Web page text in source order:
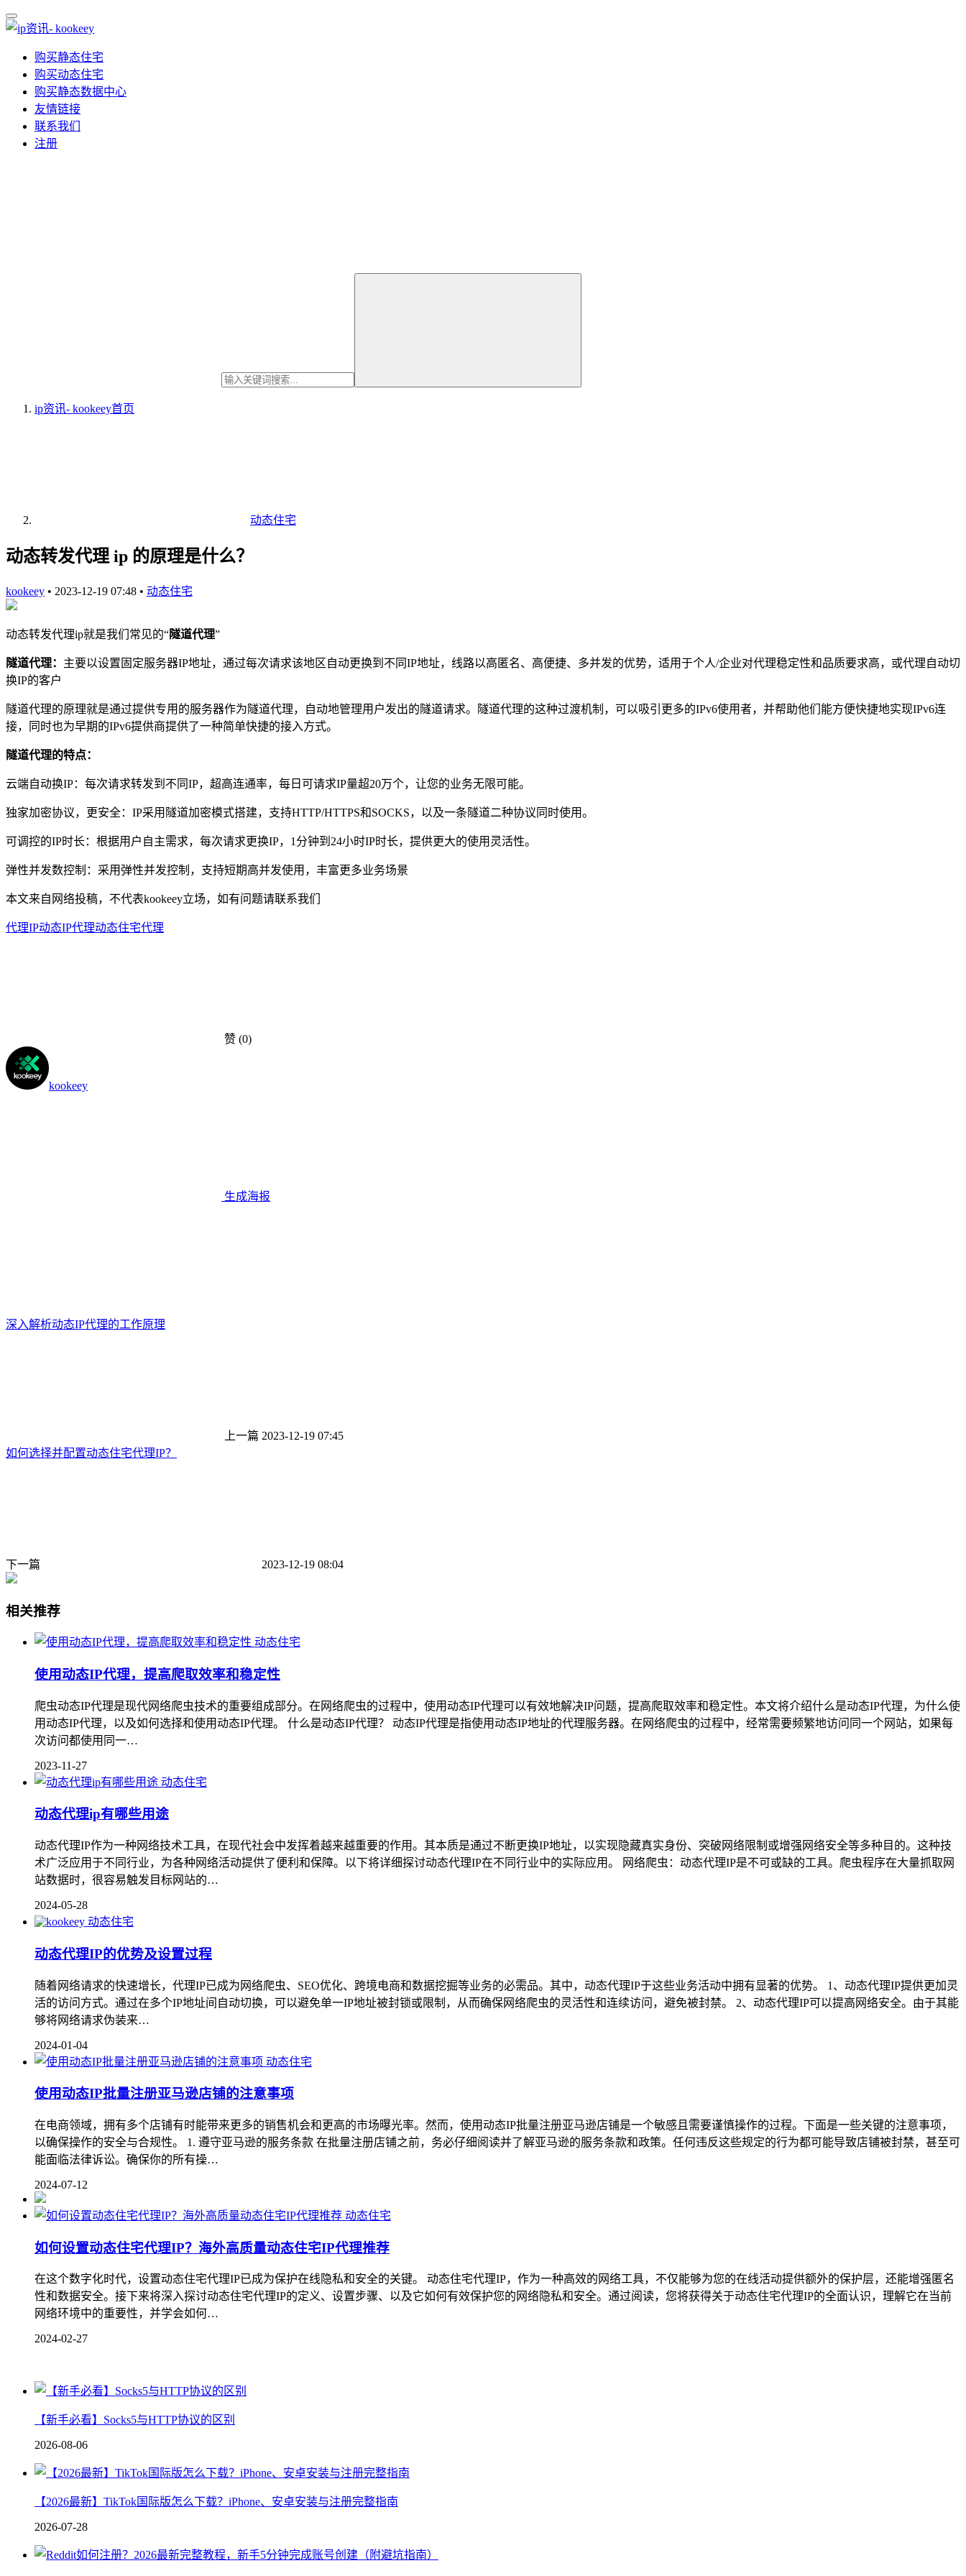
购买静态住宅
购买动态住宅
购买静态数据中心
友情链接
联系我们
注册
ip资讯- kookeey首页
动态住宅
动态转发代理 ip 的原理是什么？
kookeey • 2023-12-19 07:48 • 动态住宅
动态转发代理ip就是我们常见的“隧道代理”
隧道代理： 主要以设置固定服务器IP地址，通过每次请求该地区自动更换到不同IP地址，线路以高匿名、高便捷、多并发的优势，适用于个人/企业对代理稳定性和品质要求高，或代理自动切
换IP的客户
隧道代理的原理就是通过提供专用的服务器作为隧道代理，自动地管理用户发出的隧道请求。隧道代理的这种过渡机制，可以吸引更多的IPv6使用者，并帮助他们能方便快捷地实现IPv6连
接，同时也为早期的IPv6提供商提供了一种简单快捷的接入方式。
隧道代理的特点：
云端自动换IP：每次请求转发到不同IP，超高连通率，每日可请求IP量超20万个，让您的业务无限可能。
独家加密协议，更安全：IP采用隧道加密模式搭建，支持HTTP/HTTPS和SOCKS，以及一条隧道二种协议同时使用。
可调控的IP时长：根据用户自主需求，每次请求更换IP，1分钟到24小时IP时长，提供更大的使用灵活性。
弹性并发数控制：采用弹性并发控制，支持短期高并发使用，丰富更多业务场景
本文来自网络投稿，不代表kookeey立场，如有问题请联系我们
代理IP动态IP代理动态住宅代理
赞 (0)
kookeey
生成海报
深入解析动态IP代理的工作原理
上一篇 2023-12-19 07:45
如何选择并配置动态住宅代理IP？
下一篇 2023-12-19 08:04
相关推荐
动态住宅
使用动态IP代理，提高爬取效率和稳定性
爬虫动态IP代理是现代网络爬虫技术的重要组成部分。在网络爬虫的过程中，使用动态IP代理可以有效地解决IP问题，提高爬取效率和稳定性。本文将介绍什么是动态IP代理，为什么使
用动态IP代理，以及如何选择和使用动态IP代理。 什么是动态IP代理？ 动态IP代理是指使用动态IP地址的代理服务器。在网络爬虫的过程中，经常需要频繁地访问同一个网站，如果每
次访问都使用同一…
2023-11-27
动态住宅
动态代理ip有哪些用途
动态代理IP作为一种网络技术工具，在现代社会中发挥着越来越重要的作用。其本质是通过不断更换IP地址，以实现隐藏真实身份、突破网络限制或增强网络安全等多种目的。这种技
术广泛应用于不同行业，为各种网络活动提供了便利和保障。以下将详细探讨动态代理IP在不同行业中的实际应用。 网络爬虫：动态代理IP是不可或缺的工具。爬虫程序在大量抓取网
站数据时，很容易触发目标网站的…
2024-05-28
动态住宅
动态代理IP的优势及设置过程
随着网络请求的快速增长，代理IP已成为网络爬虫、SEO优化、跨境电商和数据挖掘等业务的必需品。其中，动态代理IP于这些业务活动中拥有显著的优势。 1、动态代理IP提供更加灵
活的访问方式。通过在多个IP地址间自动切换，可以避免单一IP地址被封锁或限制，从而确保网络爬虫的灵活性和连续访问，避免被封禁。 2、动态代理IP可以提高网络安全。由于其能
够将网络请求伪装来…
2024-01-04
动态住宅
使用动态IP批量注册亚马逊店铺的注意事项
在电商领域，拥有多个店铺有时能带来更多的销售机会和更高的市场曝光率。然而，使用动态IP批量注册亚马逊店铺是一个敏感且需要谨慎操作的过程。下面是一些关键的注意事项，
以确保操作的安全与合规性。 1. 遵守亚马逊的服务条款 在批量注册店铺之前，务必仔细阅读并了解亚马逊的服务条款和政策。任何违反这些规定的行为都可能导致店铺被封禁，甚至可
能面临法律诉讼。确保你的所有操…
2024-07-12
动态住宅
如何设置动态住宅代理IP？海外高质量动态住宅IP代理推荐
在这个数字化时代，设置动态住宅代理IP已成为保护在线隐私和安全的关键。 动态住宅代理IP，作为一种高效的网络工具，不仅能够为您的在线活动提供额外的保护层，还能增强匿名
性和数据安全。接下来将深入探讨动态住宅代理IP的定义、设置步骤、以及它如何有效保护您的网络隐私和安全。通过阅读，您将获得关于动态住宅代理IP的全面认识，理解它在当前
网络环境中的重要性，并学会如何…
2024-02-27
【新手必看】Socks5与HTTP协议的区别
2026-08-06
【2026最新】TikTok国际版怎么下载？iPhone、安卓安装与注册完整指南
2026-07-28